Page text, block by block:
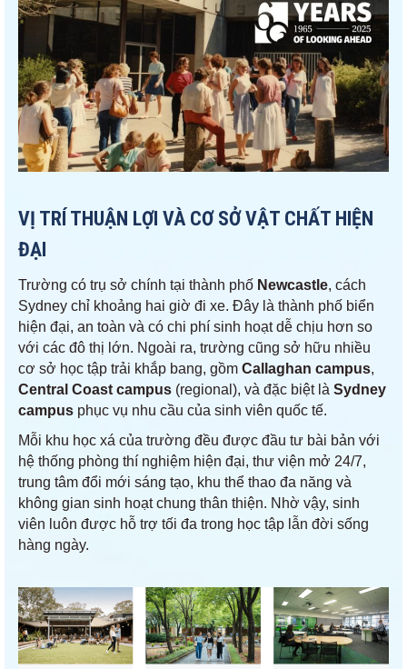
VỊ TRÍ THUẬN LỢI VÀ CƠ SỞ VẬT CHẤT HIỆN
ĐẠI
Trường có trụ sở chính tại thành phố Newcastle, cách
Sydney chỉ khoảng hai giờ đi xe. Đây là thành phố biển
hiện đại, an toàn và có chi phí sinh hoạt dễ chịu hơn so
với các đô thị lớn. Ngoài ra, trường cũng sở hữu nhiều
cơ sở học tập trải khắp bang, gồm Callaghan campus,
Central Coast campus (regional), và đặc biệt là Sydney
campus phục vụ nhu cầu của sinh viên quốc tế.
Mỗi khu học xá của trường đều được đầu tư bài bản với
hệ thống phòng thí nghiệm hiện đại, thư viện mở 24/7,
trung tâm đổi mới sáng tạo, khu thể thao đa năng và
không gian sinh hoạt chung thân thiện. Nhờ vậy, sinh
viên luôn được hỗ trợ tối đa trong học tập lẫn đời sống
hàng ngày.